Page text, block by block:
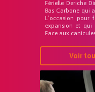
Férielle Deriche
Bas Carbone qui
L’occasion pour
expansion et qui
Face aux
Voir